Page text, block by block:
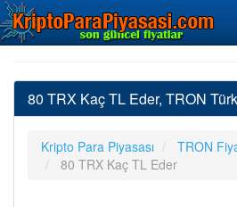
80 TRX Kaç TL Eder, TRON
Kripto Para Piyasası
TRON
80 TRX Kaç TL Eder